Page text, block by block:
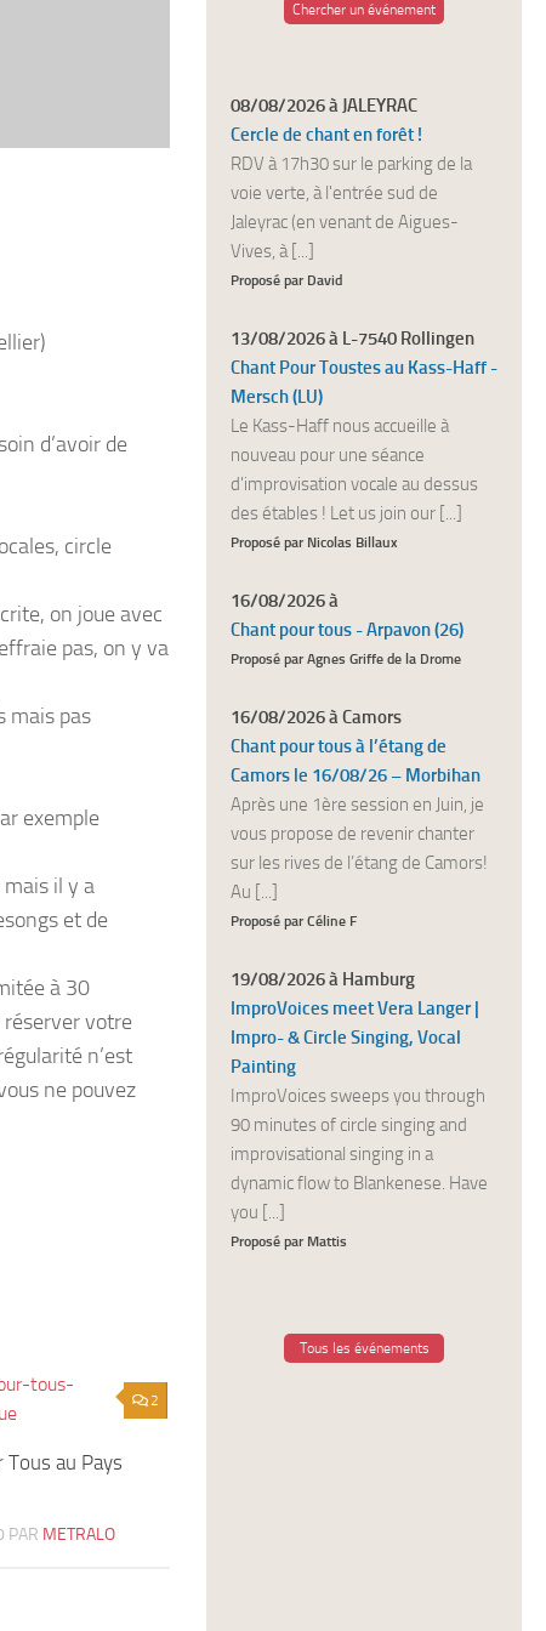
d’avoir de
circle
on joue avec
pas, on y va
mais pas
exemple
mais il y a
et de
à 30
réserver votre
n’est
ne pouvez
2
Tous au Pays
PAR METRALO
Chercher un événement
08/08/2026 à JALEYRAC
Cercle de chant en forêt !
RDV à 17h30 sur le parking de la
voie verte, à l'entrée sud de
Jaleyrac (en venant de Aigues-
Vives, à [...]
Proposé par David
13/08/2026 à L-7540 Rollingen
Chant Pour Toustes au Kass-Haff -
Mersch (LU)
Le Kass-Haff nous accueille à
nouveau pour une séance
d'improvisation vocale au dessus
des étables ! Let us join our [...]
Proposé par Nicolas Billaux
16/08/2026 à
Chant pour tous - Arpavon (26)
Proposé par Agnes Griffe de la Drome
16/08/2026 à Camors
Chant pour tous à l’étang de
Camors le 16/08/26 – Morbihan
Après une 1ère session en Juin, je
vous propose de revenir chanter
sur les rives de l’étang de Camors!
Au [...]
Proposé par Céline F
19/08/2026 à Hamburg
ImproVoices meet Vera Langer |
Impro- & Circle Singing, Vocal
Painting
ImproVoices sweeps you through
90 minutes of circle singing and
improvisational singing in a
dynamic flow to Blankenese. Have
you [...]
Proposé par Mattis
Tous les événements